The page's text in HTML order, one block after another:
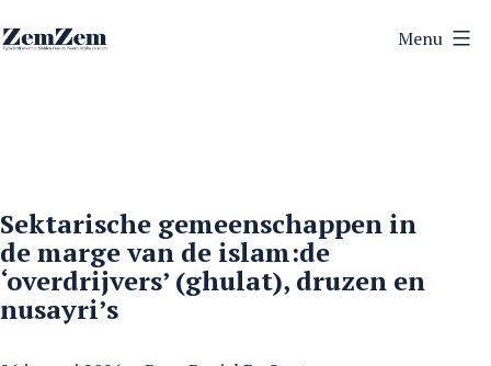
naar
Menu
Sektarische gemeenschappen in
de marge van de islam:de
‘overdrijvers’ (ghulat), druzen en
nusayri’s